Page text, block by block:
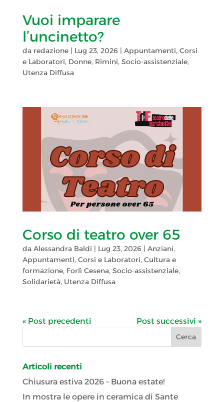
Vuoi imparare
l’uncinetto?
da redazione| Lug 23, 2026| Appuntamenti, Corsi
e Laboratori, Donne, Rimini, Socio-assistenziale,
Utenza Diffusa
Corso di teatro over 65
da Alessandra Baldi | Lug 23, 2026| Anziani,
Appuntamenti, Corsi e Laboratori, Cultura e
formazione, Forlì Cesena, Socio-assistenziale,
Solidarietà, Utenza Diffusa
« Post precedenti Post successivi »
Articoli recenti
Chiusura estiva 2026 – Buona estate!
In mostra le opere in ceramica di Sante